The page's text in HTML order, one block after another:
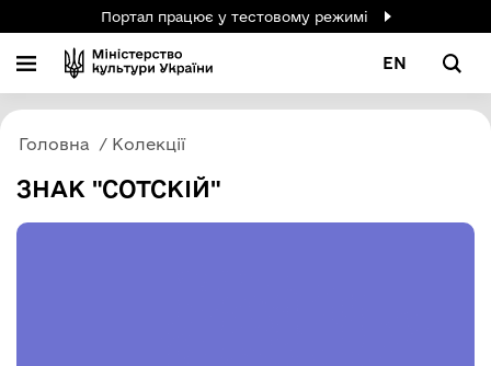
Портал працює у тестовому режимі
EN
Головна Колекції
ЗНАК "СОТСКІЙ"